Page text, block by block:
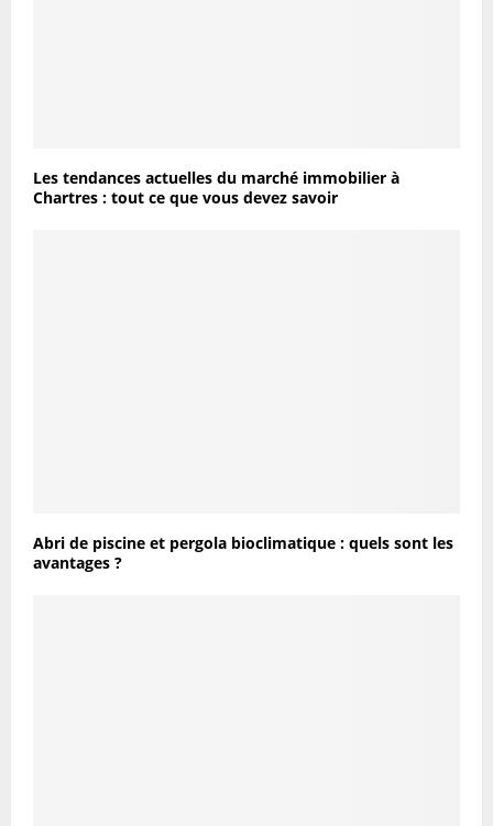
Les tendances actuelles du marché immobilier à
Chartres : tout ce que vous devez savoir
Abri de piscine et pergola bioclimatique : quels sont les
avantages ?